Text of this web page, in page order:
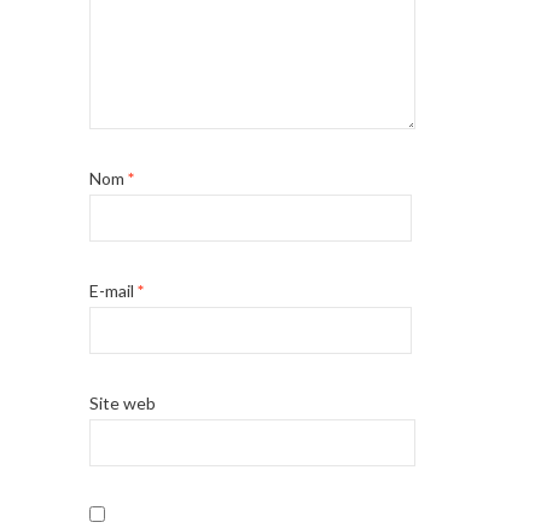
Nom *
E-mail *
Site web